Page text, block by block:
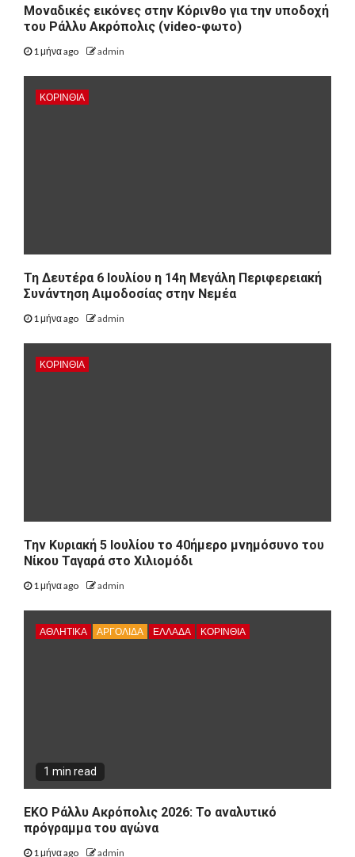
Μοναδικές εικόνες στην Κόρινθο για την υποδοχή
του Ράλλυ Ακρόπολις (video-φωτο)
1 μήνα ago admin
ΚΟΡΙΝΘΊΑ
Τη Δευτέρα 6 Ιουλίου η 14η Μεγάλη Περιφερειακή
Συνάντηση Αιμοδοσίας στην Νεμέα
1 μήνα ago admin
ΚΟΡΙΝΘΊΑ
Την Κυριακή 5 Ιουλίου το 40ήμερο μνημόσυνο του
Νίκου Ταγαρά στο Χιλιομόδι
1 μήνα ago admin
ΑΘΛΗΤΙΚΑ ΑΡΓΟΛΙΔΑ ΕΛΛΑΔΑ ΚΟΡΙΝΘΊΑ
1 min read
ΕΚΟ Ράλλυ Ακρόπολις 2026: Το αναλυτικό
πρόγραμμα του αγώνα
1 μήνα ago admin